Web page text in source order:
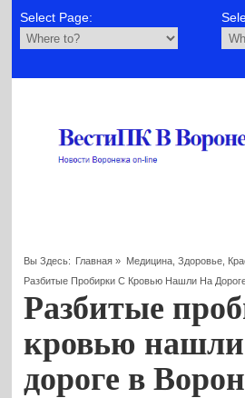
Select Page:
Вы Здесь: Главная » Медицина, Здоровье,
Разбитые Пробирки С Кровью Нашли На
Разбитые
кровью
дороге в